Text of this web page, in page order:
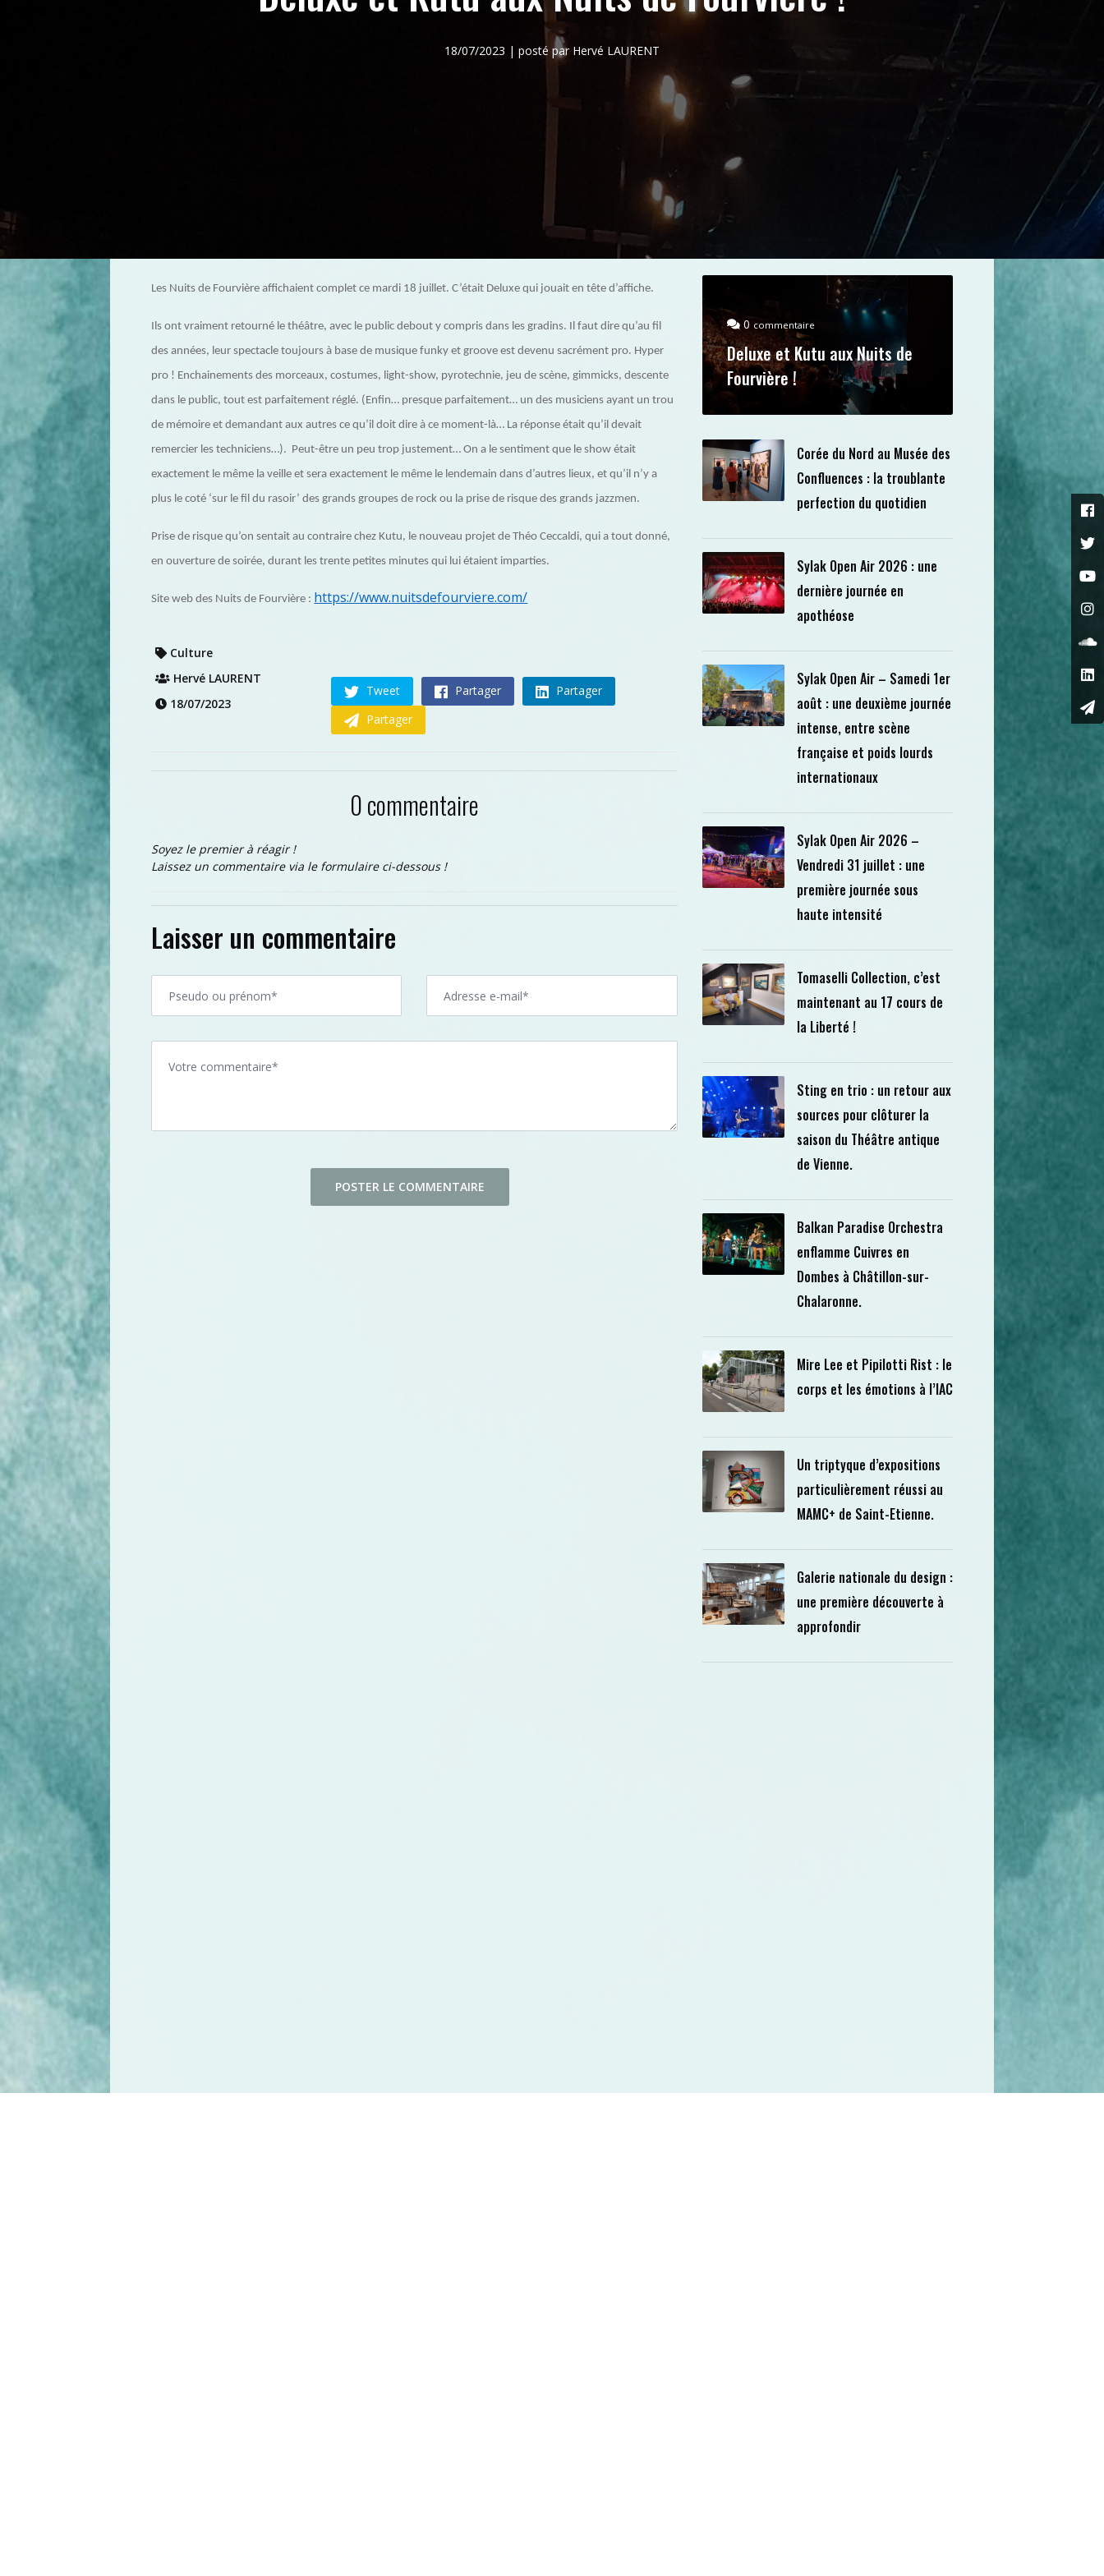
18/07/2023 | posté par Hervé LAURENT
Les Nuits de Fourvière affichaient complet ce mardi 18 juillet. C’était Deluxe qui jouait en tête d’affiche.
Ils ont vraiment retourné le théâtre, avec le public debout y compris dans les gradins. Il faut dire qu’au fil
des années, leur spectacle toujours à base de musique funky et groove est devenu sacrément pro. Hyper
pro ! Enchainements des morceaux, costumes, light-show, pyrotechnie, jeu de scène, gimmicks, descente
dans le public, tout est parfaitement réglé. (Enfin… presque parfaitement… un des musiciens ayant un trou
de mémoire et demandant aux autres ce qu’il doit dire à ce moment-là… La réponse était qu’il devait
remercier les techniciens…). Peut-être un peu trop justement… On a le sentiment que le show était
exactement le même la veille et sera exactement le même le lendemain dans d’autres lieux, et qu’il n’y a
plus le coté ‘sur le fil du rasoir’ des grands groupes de rock ou la prise de risque des grands jazzmen.
Prise de risque qu’on sentait au contraire chez Kutu, le nouveau projet de Théo Ceccaldi, qui a tout donné,
en ouverture de soirée, durant les trente petites minutes qui lui étaient imparties.
Site web des Nuits de Fourvière : https://www.nuitsdefourviere.com/
Culture
Hervé LAURENT
18/07/2023
Tweet Partager
Partager
Partager
0 commentaire
Soyez le premier à réagir !
Laissez un commentaire via le formulaire ci-dessous !
Laisser un commentaire
0 commentaire
Deluxe et Kutu aux Nuits de
Fourvière !
Corée du Nord au Musée des
Confluences : la troublante
perfection du quotidien
Sylak Open Air 2026 : une
dernière journée en
apothéose
Sylak Open Air – Samedi 1er
août : une deuxième journée
intense, entre scène
française et poids lourds
internationaux
Sylak Open Air 2026 –
Vendredi 31 juillet : une
première journée sous
haute intensité
Tomaselli Collection, c’est
maintenant au 17 cours de
la Liberté !
Sting en trio : un retour aux
sources pour clôturer la
saison du Théâtre antique
de Vienne.
Balkan Paradise Orchestra
enflamme Cuivres en
Dombes à Châtillon-sur-
Chalaronne.
Mire Lee et Pipilotti Rist : le
corps et les émotions à l’IAC
Un triptyque d’expositions
particulièrement réussi au
MAMC+ de Saint-Etienne.
Galerie nationale du design :
une première découverte à
approfondir